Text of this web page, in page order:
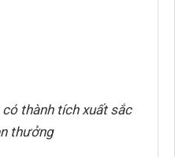
thành tích xuất sắc
thưởng